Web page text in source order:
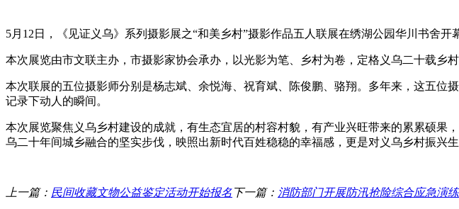
5月12日，《见证义乌》系列摄影展之“和美乡村”摄影作品五人联展在绣湖公园华川书舍开
本次展览由市文联主办，市摄影家协会承办，以光影为笔、乡村为卷，定格义乌二十载乡
本次联展的五位摄影师分别是杨志斌、余悦海、祝育斌、陈俊鹏、骆翔。多年来，这五位
记录下动人的瞬间。
本次展览聚焦义乌乡村建设的成就，有生态宜居的村容村貌，有产业兴旺带来的累累硕
乌二十年间城乡融合的坚实步伐，映照出新时代百姓稳稳的幸福感，更是对义乌乡村振兴
上一篇： 民间收藏文物公益鉴定活动开始报名下一篇： 消防部门开展防汛抢险综合应急演练